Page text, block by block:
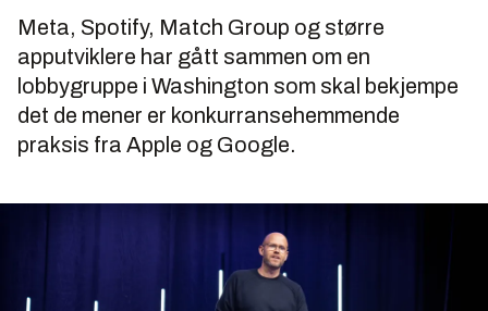
Meta, Spotify, Match Group og større
apputviklere har gått sammen om en
lobbygruppe i Washington som skal bekjempe
det de mener er konkurransehemmende
praksis fra Apple og Google.